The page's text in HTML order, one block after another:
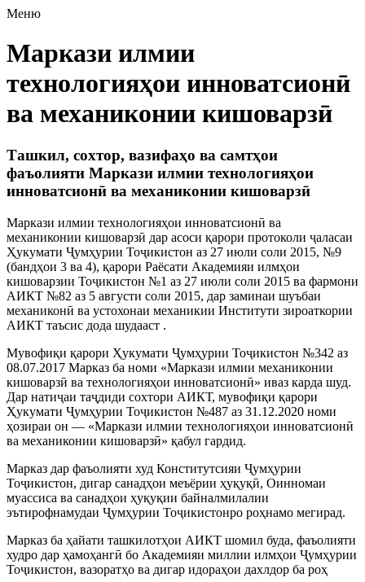
Меню
Маркази илмии
технологияҳои инноватсионӣ
ва механиконии кишоварзӣ
Ташкил, сохтор, вазифаҳо ва самтҳои
фаъолияти Маркази илмии технологияҳои
инноватсионӣ ва механиконии кишоварзӣ
Маркази илмии технологияҳои инноватсионӣ ва
механиконии кишоварзӣ дар асоси қарори протоколи ҷаласаи
Ҳукумати Ҷумҳурии Тоҷикистон аз 27 июли соли 2015, №9
(бандҳои 3 ва 4), қарори Раёсати Академияи илмҳои
кишоварзии Тоҷикистон №1 аз 27 июли соли 2015 ва фармони
АИКТ №82 аз 5 августи соли 2015, дар заминаи шуъбаи
механиконӣ ва устохонаи механикии Институти зироаткории
АИКТ таъсис дода шудааст .
Мувофиқи қарори Ҳукумати Ҷумҳурии Тоҷикистон №342 аз
08.07.2017 Марказ ба номи «Маркази илмии механиконии
кишоварзӣ ва технологияҳои инноватсионӣ» иваз карда шуд.
Дар натиҷаи таҷдиди сохтори АИКТ, мувофиқи қарори
Ҳукумати Ҷумҳурии Тоҷикистон №487 аз 31.12.2020 номи
ҳозираи он — «Маркази илмии технологияҳои инноватсионӣ
ва механиконии кишоварзӣ» қабул гардид.
Марказ дар фаъолияти худ Конститутсияи Ҷумҳурии
Тоҷикистон, дигар санадҳои меъёрии ҳуқуқӣ, Оинномаи
муассиса ва санадҳои ҳуқуқии байналмилалии
эътирофнамудаи Ҷумҳурии Тоҷикистонро роҳнамо мегирад.
Марказ ба ҳайати ташкилотҳои АИКТ шомил буда, фаъолияти
худро дар ҳамоҳангӣ бо Академияи миллии илмҳои Ҷумҳурии
Тоҷикистон, вазоратҳо ва дигар идораҳои дахлдор ба роҳ